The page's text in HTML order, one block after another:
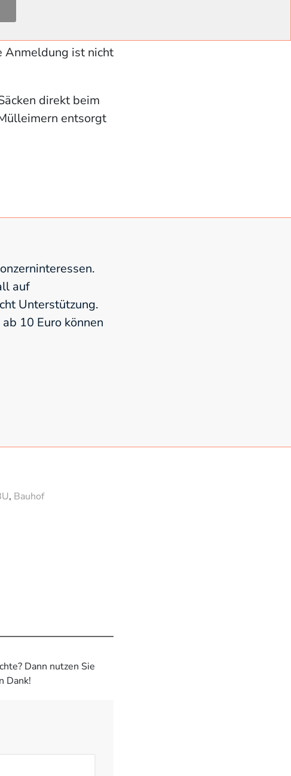
bestimmen.
Anmeldung ist nicht
direkt beim
entsorgt
auf
Unterstützung.
10 Euro können
, Bauhof
Dann nutzen Sie
Dank!